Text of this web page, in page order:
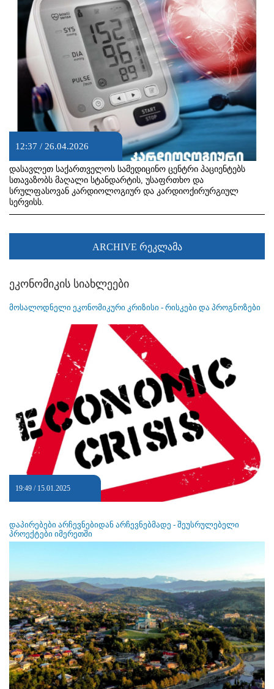
12:37 / 26.04.2026
დასავლეთ საქართველოს სამედიცინო ცენტრი პაციენტებს
სთავაზობს მაღალი სტანდარტის, უსაფრთხო და
სრულფასოვან კარდიოლოგიურ და კარდიოქირურგიულ
სერვისს.
ARCHIVE რეკლამა
ეკონომიკის სიახლეები
მოსალოდნელი ეკონომიკური კრიზისი - რისკები და პროგნოზები
19:49 / 15.01.2025
დაპირებები არჩევნებიდან არჩევნებმადე - შეუსრულებელი
პროექტები იმერეთში